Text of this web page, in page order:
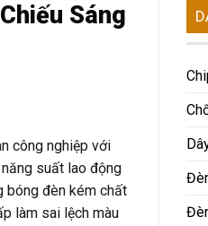
Sáng
công nghiệp với
suất lao động
bóng đèn kém chất
làm sai lệch màu